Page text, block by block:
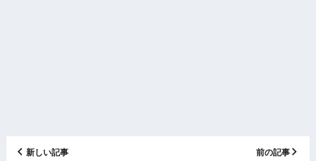
新しい記事 前の記事